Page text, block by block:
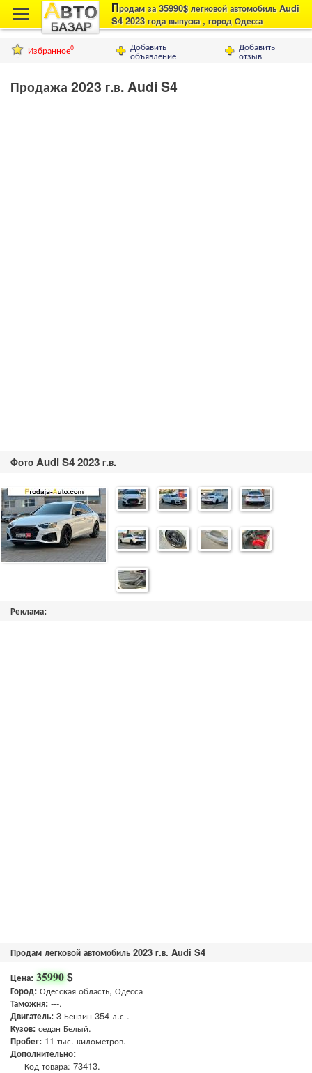
Продам за 35990$ легковой автомобиль Audi
S4 2023 года выпуска , город Одесса
Добавить
отзыв
Добавить
объявление
Избранное0
Продажа 2023 г.в. Audi S4
Фото Audi S4 2023 г.в.
Реклама:
Продам легковой автомобиль 2023 г.в. Audi S4
Цена: 35990$
Город: Одесская область, Одесса
Таможня: ---.
Двигатель: 3 Бензин 354 л.с .
Кузов: седан Белый.
Пробег: 11 тыс. километров.
Дополнительно:
Код товара: 73413.